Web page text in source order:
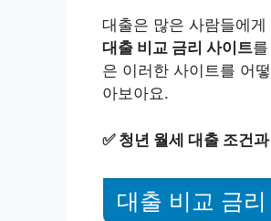
대출은 많은 사람들에
대출 비교 금리 사이트
은 이러한 사이트를 어
아보아요.
✅ 청년 월세 대출 조건
대출 비교 금